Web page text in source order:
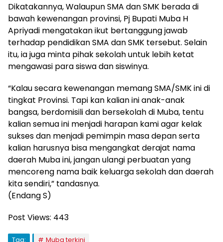
Dikatakannya, Walaupun SMA dan SMK berada di
bawah kewenangan provinsi, Pj Bupati Muba H
Apriyadi mengatakan ikut bertanggung jawab
terhadap pendidikan SMA dan SMK tersebut. Selain
itu, ia juga minta pihak sekolah untuk lebih ketat
mengawasi para siswa dan siswinya.
“Kalau secara kewenangan memang SMA/SMK ini di
tingkat Provinsi. Tapi kan kalian ini anak-anak
bangsa, berdomisili dan bersekolah di Muba, tentu
kalian semua ini menjadi harapan kami agar kelak
sukses dan menjadi pemimpin masa depan serta
kalian harusnya bisa mengangkat derajat nama
daerah Muba ini, jangan ulangi perbuatan yang
mencoreng nama baik keluarga sekolah dan daerah
kita sendiri,” tandasnya.
(Endang S)
Post Views: 443
Tag: Muba terkini